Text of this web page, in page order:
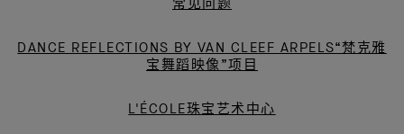
常见问题
DANCE REFLECTIONS BY VAN CLEEF ARPELS“梵克雅
宝舞蹈映像”项目
L'ÉCOLE珠宝艺术中心